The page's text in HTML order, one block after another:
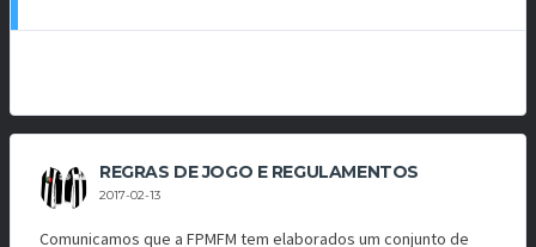
REGRAS DE JOGO E REGULAMENTOS
2017-02-13
Comunicamos que a FPMFM tem elaborados um conjunto de